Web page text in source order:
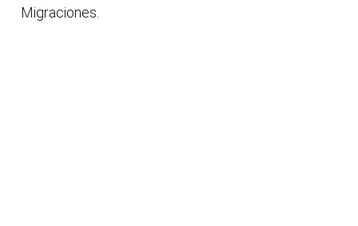
Migraciones.